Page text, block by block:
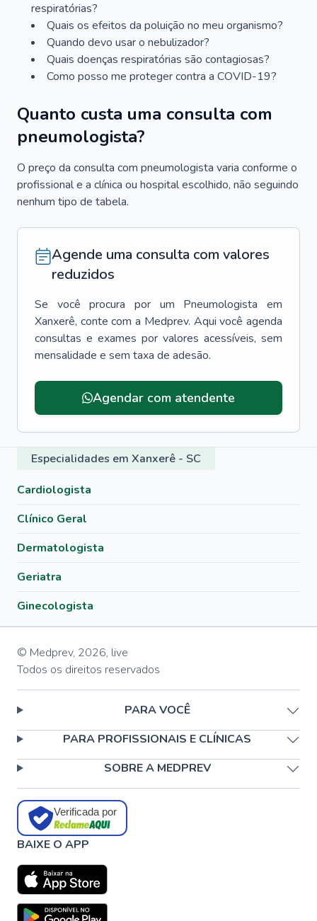
respiratórias?
Quais os efeitos da poluição no meu organismo?
Quando devo usar o nebulizador?
Quais doenças respiratórias são contagiosas?
Como posso me proteger contra a COVID-19?
Quanto custa uma consulta com
pneumologista?
O preço da consulta com pneumologista varia conforme o
profissional e a clínica ou hospital escolhido, não seguindo
nenhum tipo de tabela.
Agende uma consulta com valores
reduzidos
Se você procura por um Pneumologista
em
Xanxerê, conte com a Medprev. Aqui você agenda
consultas e exames por valores acessíveis, sem
mensalidade e sem taxa de adesão.
Agendar com atendente
Especialidades em Xanxerê - SC
Cardiologista
Clínico Geral
Dermatologista
Geriatra
Ginecologista
© Medprev, 2026, live
Todos os direitos reservados
PARA VOCÊ
PARA PROFISSIONAIS E CLÍNICAS
SOBRE A MEDPREV
Verificada por
BAIXE O APP